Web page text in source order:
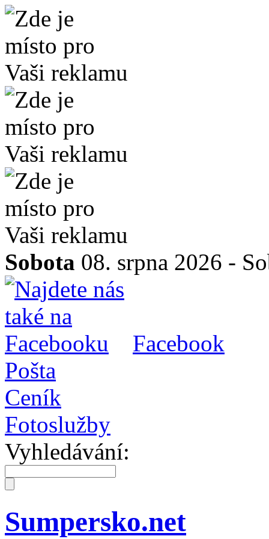
Sobota 08. srpna 2026 -
Facebook
Pošta
Ceník
Fotoslužby
Vyhledávání:
Sumpersko.net